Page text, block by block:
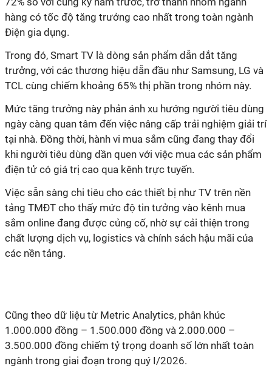
hàng có tốc độ tăng trưởng cao nhất trong toàn ngành
Điện gia dụng.
Trong đó, Smart TV là dòng sản phẩm dẫn dắt tăng
trưởng, với các thương hiệu dẫn đầu như Samsung, LG và
TCL cùng chiếm khoảng 65% thị phần trong nhóm này.
Mức tăng trưởng này phản ánh xu hướng người tiêu dùng
ngày càng quan tâm đến việc nâng cấp trải nghiệm giải trí
tại nhà. Đồng thời, hành vi mua sắm cũng đang thay đổi
khi người tiêu dùng dần quen với việc mua các sản phẩm
điện tử có giá trị cao qua kênh trực tuyến.
Việc sẵn sàng chi tiêu cho các thiết bị như TV trên nền
tảng TMĐT cho thấy mức độ tin tưởng vào kênh mua
sắm online đang được củng cố, nhờ sự cải thiện trong
chất lượng dịch vụ, logistics và chính sách hậu mãi của
các nền tảng.
Cũng theo dữ liệu từ Metric Analytics, phân khúc
1.000.000 đồng – 1.500.000 đồng và 2.000.000 –
3.500.000 đồng chiếm tỷ trọng doanh số lớn nhất toàn
ngành trong giai đoạn trong quý I/2026.